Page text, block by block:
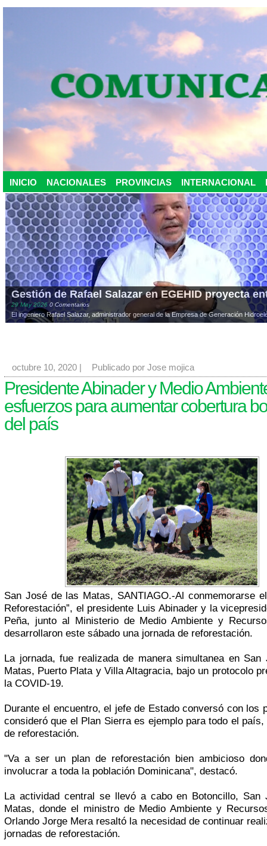
INICIO NACIONALES PROVINCIAS INTERNACIONAL
Gestión de Rafael Salazar en EGEHID proyecta
29 May 2026 0 Comentarios
El ingeniero Rafael Salazar, administrador general de la Empresa de Generación
octubre 10, 2020 Publicado por Jose mojica
Presidente Abinader y Medio
esfuerzos para aumentar cobertura
del país
San José de las Matas, SANTIAGO.-Al conmemorarse
Reforestación”, el presidente Luis Abinader y la
Peña, junto al Ministerio de Medio Ambiente y
desarrollaron este sábado una jornada de reforestación.
La jornada, fue realizada de manera simultanea en
Matas, Puerto Plata y Villa Altagracia, bajo un protocolo
la COVID-19.
Durante el encuentro, el jefe de Estado conversó con los
consideró que el Plan Sierra es ejemplo para todo el
de reforestación.
"Va a ser un plan de reforestación bien ambicioso
involucrar a toda la población Dominicana", destacó.
La actividad central se llevó a cabo en Botoncillo, San
Matas, donde el ministro de Medio Ambiente y
Orlando Jorge Mera resaltó la necesidad de continuar
jornadas de reforestación.